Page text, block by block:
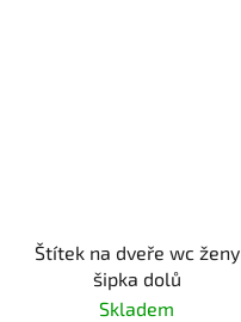
Štítek na dveře wc ženy
šipka dolů
Skladem